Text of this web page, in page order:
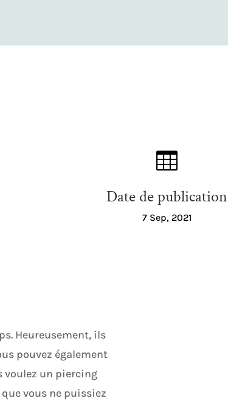

Date de publication
7 Sep, 2021
Heureusement, ils
pouvez également
voulez un piercing
vous ne puissiez